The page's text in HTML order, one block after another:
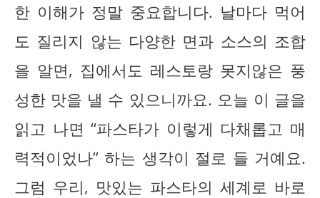
한 이해가 정말 중요합니다. 날마다 먹어
도 질리지 않는 다양한 면과 소스의 조합
을 알면, 집에서도 레스토랑 못지않은 풍
성한 맛을 낼 수 있으니까요. 오늘 이 글을
읽고 나면 “파스타가 이렇게 다채롭고 매
력적이었나” 하는 생각이 절로 들 거예요.
그럼 우리, 맛있는 파스타의 세계로 바로